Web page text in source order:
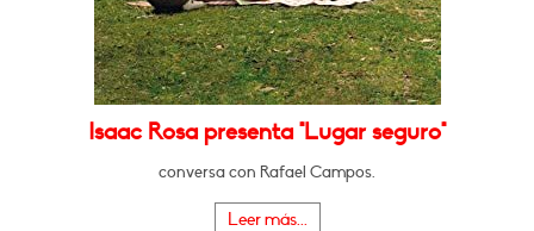
Isaac Rosa presenta "Lugar seguro"
conversa con Rafael Campos.
Leer más...